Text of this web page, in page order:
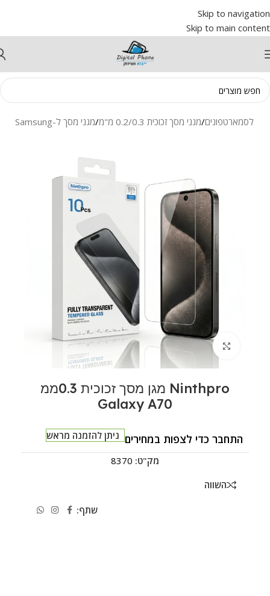
Skip to navigation
Skip to main content
לסמארטפונים/מגני מסך זכוכית 0.2/0.3 מ"מ /מגני מסך ל-Samsung
לחצו להגדלה
Ninthpro מגן מסך זכוכית 0.3ממ
Galaxy A70
התחבר כדי לצפות במחירים ניתן להזמנה מראש
מק"ט: 8370
השווה
שתף: